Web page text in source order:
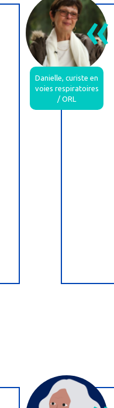
Danielle, curiste en
voies respiratoires
/ ORL